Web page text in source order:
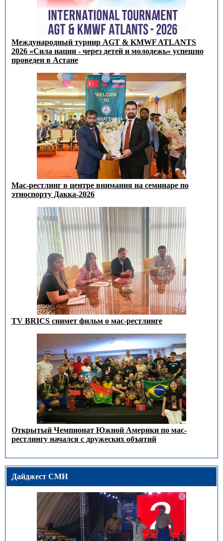
Международный турнир AGT & KMWF ATLANTS
2026 «Сила нации - через детей и молодежь» успешно
проведен в Астане
Мас-рестлинг в центре внимания на семинаре по
этноспорту Дакка-2026
TV BRICS снимет фильм о мас-рестлинге
Открытый Чемпионат Южной Америки по мас-
рестлингу начался с дружеских объятий
Дайджест СМИ